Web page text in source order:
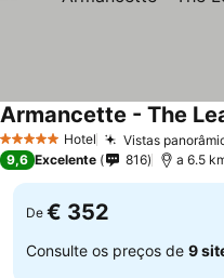
5 Estrelas Hotel Vistas
9,6 Excelente 816 a 6.5
De € 352
Consulte os preços de 9